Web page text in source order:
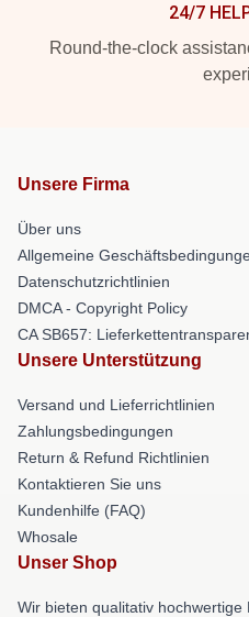
24/7
Round-the-clock
Unsere Firma
Über uns
Allgemeine
Datenschutzrichtlinien
DMCA - Copyright Policy
CA SB657:
Unsere Unterstützung
Versand und Lieferrichtlinien
Zahlungsbedingungen
Return & Refund Richtlinien
Kontaktieren Sie uns
Kundenhilfe (FAQ)
Whosale
Unser Shop
Wir bieten qualitativ hochwertige